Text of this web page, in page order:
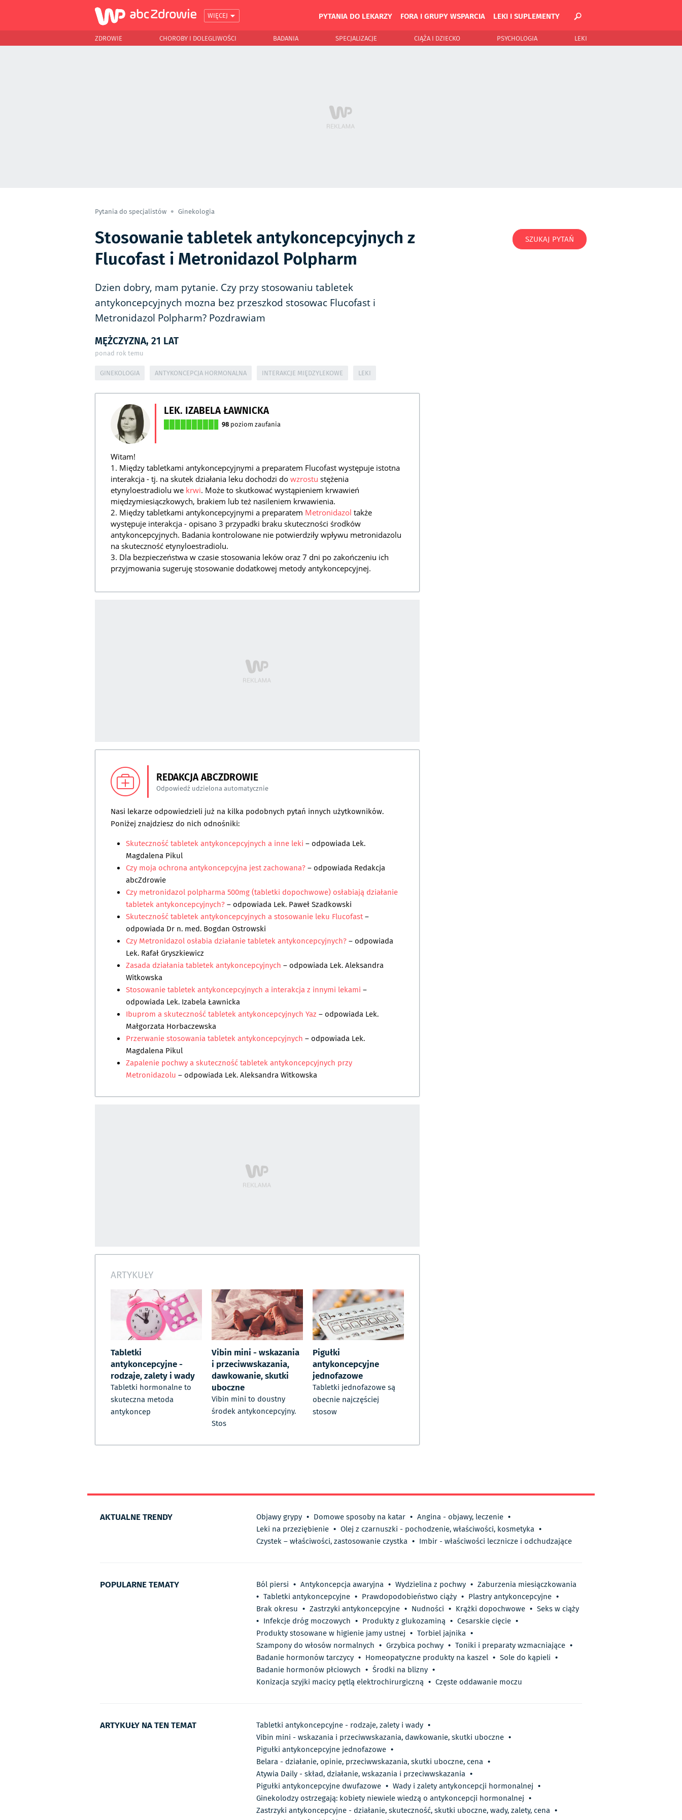
WIĘCEJ PYTANIA DO LEKARZY FORA I GRUPY WSPARCIA LEKI I SUPLEMENTY
ZDROWIE CHOROBY I DOLEGLIWOŚCI BADANIA SPECJALIZACJE CIĄŻA I DZIECKO PSYCHOLOGIA LEKI
Pytania do specjalistów Ginekologia
Stosowanie tabletek antykoncepcyjnych z
Flucofast i Metronidazol Polpharm
Dzien dobry, mam pytanie. Czy przy stosowaniu tabletek
antykoncepcyjnych mozna bez przeszkod stosowac Flucofast i
Metronidazol Polpharm? Pozdrawiam
MĘŻCZYZNA, 21 LAT
ponad rok temu
GINEKOLOGIA ANTYKONCEPCJA HORMONALNA INTERAKCJE MIĘDZYLEKOWE LEKI
LEK. IZABELA ŁAWNICKA
98 poziom zaufania
Witam!
1. Między tabletkami antykoncepcyjnymi a preparatem Flucofast występuje istotna
interakcja - tj. na skutek działania leku dochodzi do wzrostu stężenia
etynyloestradiolu we krwi. Może to skutkować wystąpieniem krwawień
międzymiesiączkowych, brakiem lub też nasileniem krwawienia.
2. Między tabletkami antykoncepcyjnymi a preparatem Metronidazol także
występuje interakcja - opisano 3 przypadki braku skuteczności środków
antykoncepcyjnych. Badania kontrolowane nie potwierdziły wpływu metronidazolu
na skuteczność etynyloestradiolu.
3. Dla bezpieczeństwa w czasie stosowania leków oraz 7 dni po zakończeniu ich
przyjmowania sugeruję stosowanie dodatkowej metody antykoncepcyjnej.
REDAKCJA ABCZDROWIE
Odpowiedź udzielona automatycznie
Nasi lekarze odpowiedzieli już na kilka podobnych pytań innych użytkowników.
Poniżej znajdziesz do nich odnośniki:
Skuteczność tabletek antykoncepcyjnych a inne leki – odpowiada Lek.
Magdalena Pikul
Czy moja ochrona antykoncepcyjna jest zachowana?– odpowiada Redakcja
abcZdrowie
Czy metronidazol polpharma 500mg (tabletki dopochwowe) osłabiają działanie
tabletek antykoncepcyjnych?– odpowiada Lek. Paweł Szadkowski
Skuteczność tabletek antykoncepcyjnych a stosowanie leku Flucofast–
odpowiada Dr n. med. Bogdan Ostrowski
Czy Metronidazol osłabia działanie tabletek antykoncepcyjnych?– odpowiada
Lek. Rafał Gryszkiewicz
Zasada działania tabletek antykoncepcyjnych – odpowiada Lek. Aleksandra
Witkowska
Stosowanie tabletek antykoncepcyjnych a interakcja z innymi lekami –
odpowiada Lek. Izabela Ławnicka
Ibuprom a skuteczność tabletek antykoncepcyjnych Yaz – odpowiada Lek.
Małgorzata Horbaczewska
Przerwanie stosowania tabletek antykoncepcyjnych – odpowiada Lek.
Magdalena Pikul
Zapalenie pochwy a skuteczność tabletek antykoncepcyjnych przy
Metronidazolu – odpowiada Lek. Aleksandra Witkowska
ARTYKUŁY
Tabletki
antykoncepcyjne -
rodzaje, zalety i wady
Tabletki hormonalne to
skuteczna metoda
antykoncep
Vibin mini - wskazania
i przeciwwskazania,
dawkowanie, skutki
uboczne
Vibin mini to doustny
środek antykoncepcyjny.
Stos
Pigułki
antykoncepcyjne
jednofazowe
Tabletki jednofazowe są
obecnie najczęściej
stosow
SZUKAJ PYTAŃ
AKTUALNE TRENDY Objawy grypy • Domowe sposoby na katar • Angina - objawy, leczenie •
Leki na przeziębienie • Olej z czarnuszki - pochodzenie, właściwości, kosmetyka •
Czystek – właściwości, zastosowanie czystka • Imbir - właściwości lecznicze i odchudzające
POPULARNE TEMATY Ból piersi • Antykoncepcja awaryjna • Wydzielina z pochwy • Zaburzenia miesiączkowania
• Tabletki antykoncepcyjne • Prawdopodobieństwo ciąży • Plastry antykoncepcyjne •
Brak okresu • Zastrzyki antykoncepcyjne • Nudności • Krążki dopochwowe • Seks w ciąży
• Infekcje dróg moczowych • Produkty z glukozaminą • Cesarskie cięcie •
Produkty stosowane w higienie jamy ustnej • Torbiel jajnika •
Szampony do włosów normalnych • Grzybica pochwy • Toniki i preparaty wzmacniające •
Badanie hormonów tarczycy • Homeopatyczne produkty na kaszel • Sole do kąpieli •
Badanie hormonów płciowych • Środki na blizny •
Konizacja szyjki macicy pętlą elektrochirurgiczną • Częste oddawanie moczu
ARTYKUŁY NA TEN TEMAT Tabletki antykoncepcyjne - rodzaje, zalety i wady •
Vibin mini - wskazania i przeciwwskazania, dawkowanie, skutki uboczne •
Pigułki antykoncepcyjne jednofazowe •
Belara - działanie, opinie, przeciwwskazania, skutki uboczne, cena •
Atywia Daily - skład, działanie, wskazania i przeciwwskazania •
Pigułki antykoncepcyjne dwufazowe • Wady i zalety antykoncepcji hormonalnej •
Ginekolodzy ostrzegają: kobiety niewiele wiedzą o antykoncepcji hormonalnej •
Zastrzyki antykoncepcyjne - działanie, skuteczność, skutki uboczne, wady, zalety, cena •